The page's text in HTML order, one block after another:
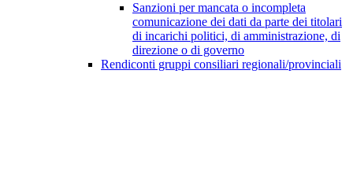
Sanzioni per mancata o incompleta
comunicazione dei dati da parte dei titolari
di incarichi politici, di amministrazione, di
direzione o di governo
Rendiconti gruppi consiliari regionali/provinciali